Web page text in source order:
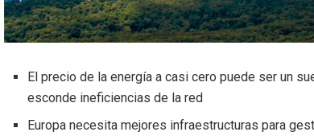
El precio de la energía a casi cero puede ser un
esconde ineficiencias de la red
Europa necesita mejores infraestructuras para